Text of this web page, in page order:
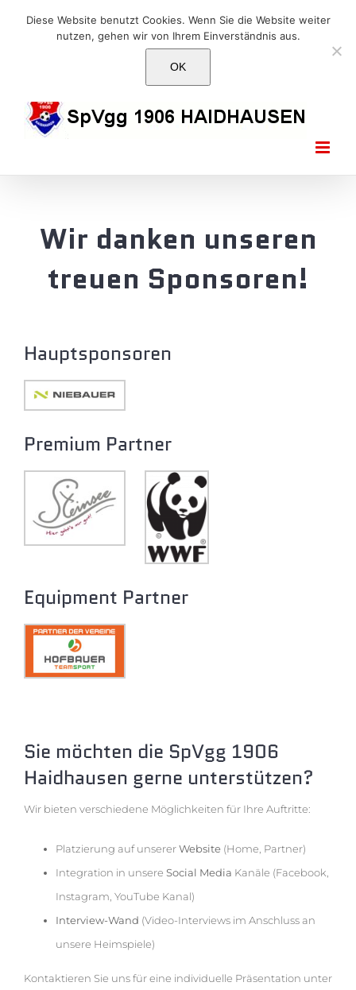
E-Mail: info@1906haidhausen.de
FacebookInstagram
E-
Wir danken unseren
treuen Sponsoren!
Hauptsponsoren
Premium Partner
Equipment Partner
Sie möchten die SpVgg 1906
Haidhausen gerne unterstützen?
Wir bieten verschiedene Möglichkeiten für Ihre Auftritte:
Platzierung auf unsererWebsite (Home, Partner)
Integration in unsere Social Media Kanäle (Facebook,
Instagram, YouTube Kanal)
Interview-Wand (Video-Interviews im Anschluss an
unsere Heimspiele)
Kontaktieren Sie uns für eine individuelle Präsentation unter
Diese Website benutzt Cookies. Wenn Sie die Website weiter
nutzen, gehen wir von Ihrem Einverständnis aus.
OK